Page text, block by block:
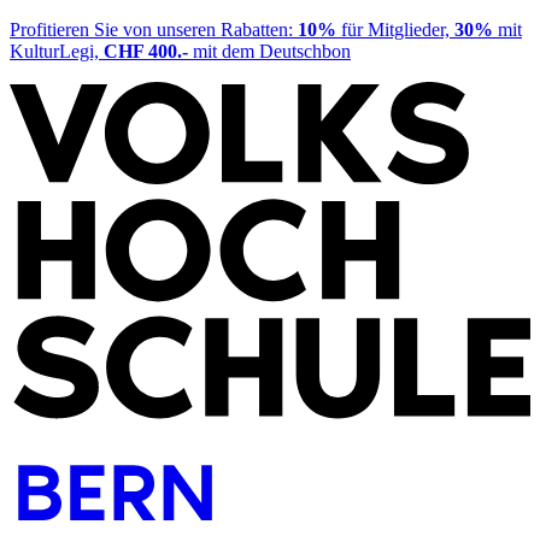
Profitieren Sie von unseren Rabatten: 10% für Mitglieder, 30% mit
KulturLegi, CHF 400.- mit dem Deutschbon